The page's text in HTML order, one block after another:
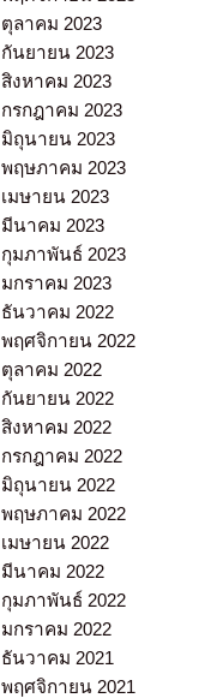
ตุลาคม 2023
กันยายน 2023
สิงหาคม 2023
กรกฎาคม 2023
มิถุนายน 2023
พฤษภาคม 2023
เมษายน 2023
มีนาคม 2023
กุมภาพันธ์ 2023
มกราคม 2023
ธันวาคม 2022
พฤศจิกายน 2022
ตุลาคม 2022
กันยายน 2022
สิงหาคม 2022
กรกฎาคม 2022
มิถุนายน 2022
พฤษภาคม 2022
เมษายน 2022
มีนาคม 2022
กุมภาพันธ์ 2022
มกราคม 2022
ธันวาคม 2021
พฤศจิกายน 2021